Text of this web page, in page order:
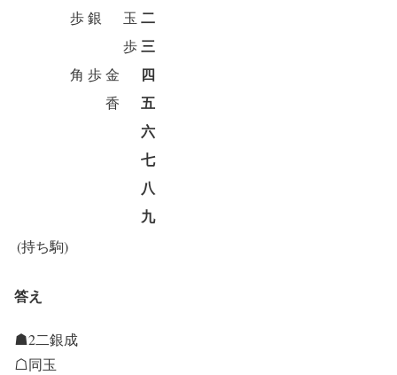
歩銀 玉 二
歩 三
角 歩金 四
香
五
六
七
八
九
(持ち駒)
答え
☗2二銀成
☖同玉